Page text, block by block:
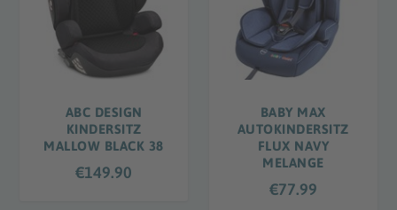
ABC DESIGN
KINDERSITZ
MALLOW BLACK 38
€149.90
BABY MAX
AUTOKINDERSITZ
FLUX NAVY
MELANGE
€77.99